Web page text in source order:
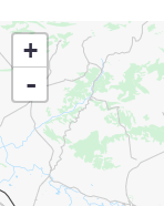
+
-